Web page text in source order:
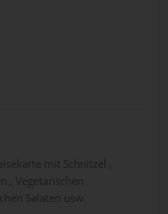
mit Schnitzel ,
, Vegetarischen
Salaten usw.